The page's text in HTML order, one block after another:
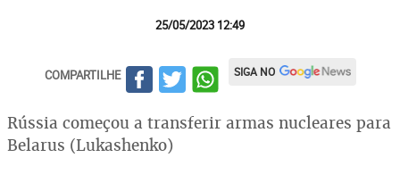
25/05/2023 12:49
COMPARTILHE SIGA NO
Rússia começou a transferir armas nucleares para
Belarus (Lukashenko)